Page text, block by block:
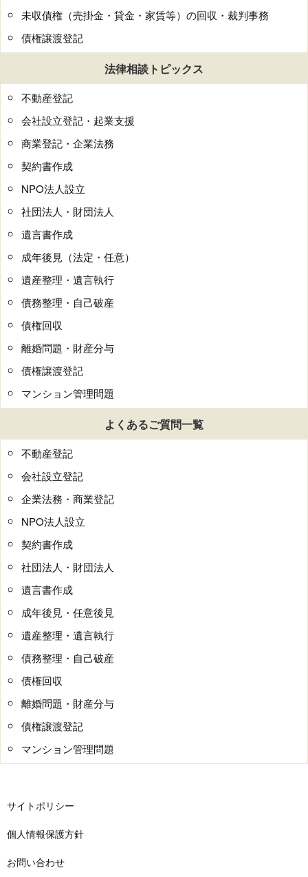
未収債権（売掛金・貸金・家賃等）の回収・裁判事務
債権譲渡登記
法律相談トピックス
不動産登記
会社設立登記・起業支援
商業登記・企業法務
契約書作成
NPO法人設立
社団法人・財団法人
遺言書作成
成年後見（法定・任意）
遺産整理・遺言執行
債務整理・自己破産
債権回収
離婚問題・財産分与
債権譲渡登記
マンション管理問題
よくあるご質問一覧
不動産登記
会社設立登記
企業法務・商業登記
NPO法人設立
契約書作成
社団法人・財団法人
遺言書作成
成年後見・任意後見
遺産整理・遺言執行
債務整理・自己破産
債権回収
離婚問題・財産分与
債権譲渡登記
マンション管理問題
サイトポリシー
個人情報保護方針
お問い合わせ